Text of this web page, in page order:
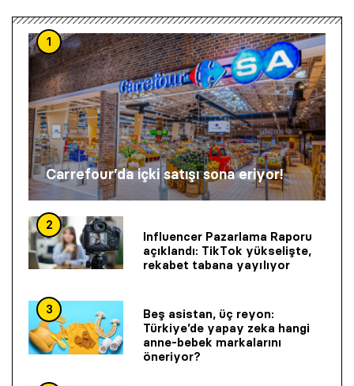
1
Carrefour’da içki satışı sona eriyor!
2
Influencer Pazarlama Raporu
açıklandı: TikTok yükselişte,
rekabet tabana yayılıyor
3
Beş asistan, üç reyon:
Türkiye’de yapay zeka hangi
anne-bebek markalarını
öneriyor?